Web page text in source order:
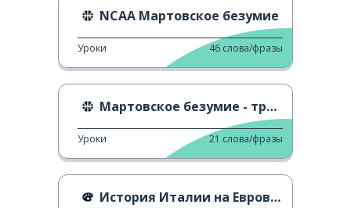
NCAA Мартовское безумие
Уроки 46 слова/фразы
Мартовское безумие - трейлер
Уроки 21 слова/фразы
История Италии на Евровидении